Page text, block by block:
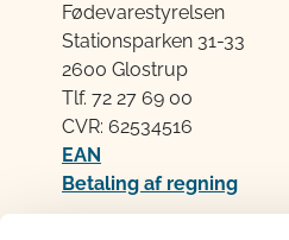
Fødevarestyrelsen
Stationsparken 31-33
2600 Glostrup
Tlf. 72 2​​​7 69 00
CVR: 62534516
EAN
Betaling af regning